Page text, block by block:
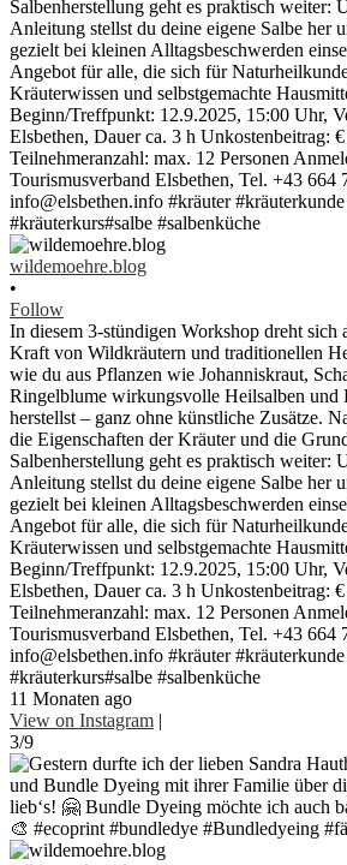
wildemoehre.blog
•
Follow
In diesem 3-stündigen Workshop dreht sich
Kraft von Wildkräutern und traditionellen
wie du aus Pflanzen wie Johanniskraut,
Ringelblume wirkungsvolle Heilsalben und
herstellst – ganz ohne künstliche Zusätze.
die Eigenschaften der Kräuter und die
Salbenherstellung geht es praktisch weiter:
Anleitung stellst du deine eigene Salbe her
gezielt bei kleinen Alltagsbeschwerden
Angebot für alle, die sich für
Kräuterwissen und selbstgemachte
Beginn/Treffpunkt: 12.9.2025, 15:00 Uhr,
Elsbethen, Dauer ca. 3 h Unkostenbeitrag:
Teilnehmeranzahl: max. 12 Personen
Tourismusverband Elsbethen, Tel. +43 664
info@elsbethen.info #kräuter
#kräuterkurs#salbe #salbenküche
11 Monaten ago
View on Instagram |
3/9